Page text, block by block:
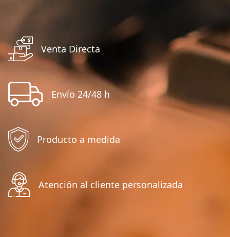
Venta Directa
Envío 24/48 h
Producto a medida
Atención al cliente personalizada